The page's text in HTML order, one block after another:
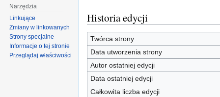
Historia edycji
Twórca strony
Data utworzenia strony
Autor ostatniej edycji
Data ostatniej edycji
Całkowita liczba edycji
Narzędzia
Linkujące
Zmiany w linkowanych
Strony specjalne
Informacje o tej stronie
Przeglądaj właściwości